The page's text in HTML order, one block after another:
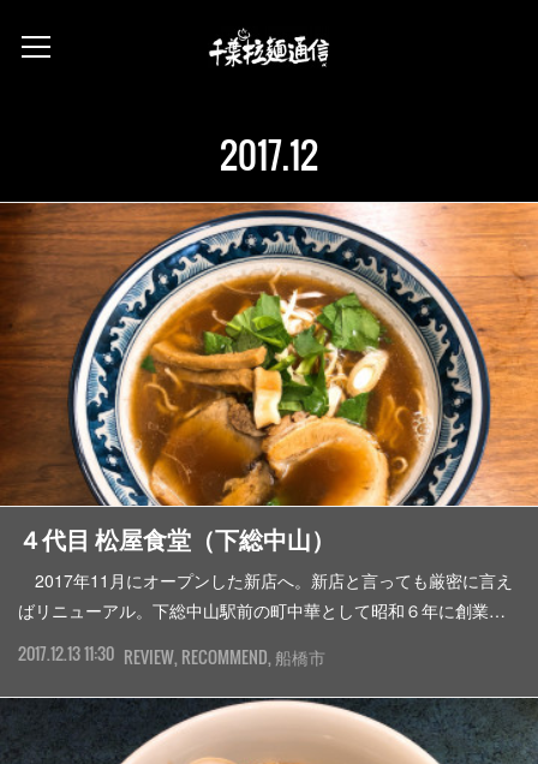
2017.12
４代目 松屋食堂（下総中山）
2017年11月にオープンした新店へ。新店と言っても厳密に言え
ばリニューアル。下総中山駅前の町中華として昭和６年に創業…
2017.12.13 11:30 REVIEW RECOMMEND 船橋市